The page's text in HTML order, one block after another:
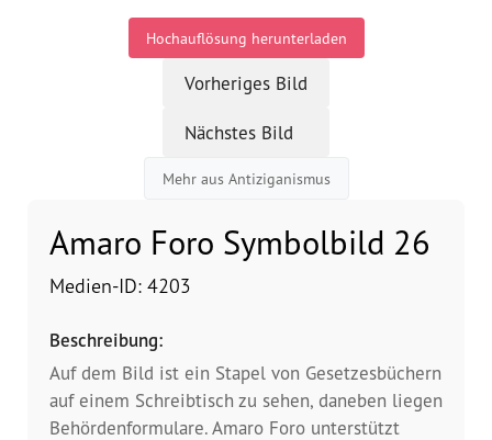
Anlaufstelle Nevo Foro (Neue
Sozialberatungsstellen
Antiziganismus – DOSTA
Internationale Jugendarbeit
Abgeschlossene Projekte
Materialien
Hochauflösung herunterladen
Vorheriges Bild
Nächstes Bild
Mehr aus Antiziganismus
Amaro Foro Symbolbild 26
Medien-ID: 4203
Beschreibung:
Auf dem Bild ist ein Stapel von Gesetzesbüchern
auf einem Schreibtisch zu sehen, daneben liegen
Behördenformulare. Amaro Foro unterstützt